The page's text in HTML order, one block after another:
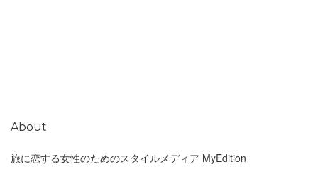
About
旅に恋する女性のためのスタイルメディア MyEdition